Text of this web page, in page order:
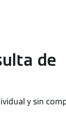
de
y sin